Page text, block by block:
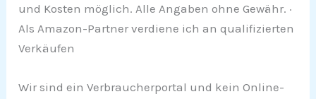
und Kosten möglich. Alle Angaben ohne Gewähr. ·
Als Amazon-Partner verdiene ich an qualifizierten
Verkäufen
Wir sind ein Verbraucherportal und kein Online-